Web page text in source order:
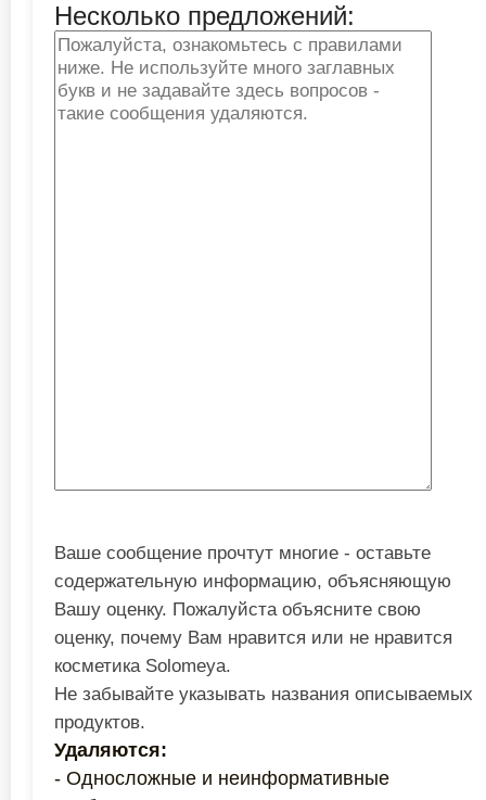
Несколько предложений:
Ваше сообщение прочтут многие - оставьте
содержательную информацию, объясняющую
Вашу оценку. Пожалуйста объясните свою
оценку, почему Вам нравится или не нравится
косметика Solomeya.
Не забывайте указывать названия описываемых
продуктов.
Удаляются:
- Односложные и неинформативные